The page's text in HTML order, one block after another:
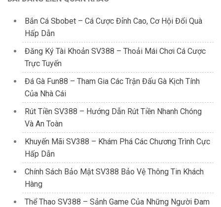
Bắn Cá Sbobet – Cá Cược Đỉnh Cao, Cơ Hội Đổi Quà
Hấp Dẫn
Đăng Ký Tài Khoản SV388 – Thoải Mái Chơi Cá Cược
Trực Tuyến
Đá Gà Fun88 – Tham Gia Các Trận Đấu Gà Kịch Tính
Của Nhà Cái
Rút Tiền SV388 – Hướng Dẫn Rút Tiền Nhanh Chóng
Và An Toàn
Khuyến Mãi SV388 – Khám Phá Các Chương Trình Cực
Hấp Dẫn
Chính Sách Bảo Mật SV388 Bảo Vệ Thông Tin Khách
Hàng
Thể Thao SV388 – Sảnh Game Của Những Người Đam